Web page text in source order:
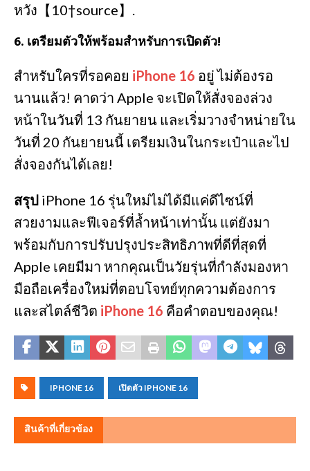
หวัง【10†source】.
6. เตรียมตัวให้พร้อมสำหรับการเปิดตัว!
สำหรับใครที่รอคอย iPhone 16 อยู่ ไม่ต้องรอ
นานแล้ว! คาดว่า Apple จะเปิดให้สั่งจองล่วง
หน้าในวันที่ 13 กันยายน และเริ่มวางจำหน่ายใน
วันที่ 20 กันยายนนี้ เตรียมเงินในกระเป๋าและไป
สั่งจองกันได้เลย!
สรุป iPhone 16 รุ่นใหม่ไม่ได้มีแค่ดีไซน์ที่
สวยงามและฟีเจอร์ที่ล้ำหน้าเท่านั้น แต่ยังมา
พร้อมกับการปรับปรุงประสิทธิภาพที่ดีที่สุดที่
Apple เคยมีมา หากคุณเป็นวัยรุ่นที่กำลังมองหา
มือถือเครื่องใหม่ที่ตอบโจทย์ทุกความต้องการ
และสไตล์ชีวิต iPhone 16 คือคำตอบของคุณ!
IPHONE 16 เปิดตัว IPHONE 16
สินค้าที่เกี่ยวข้อง